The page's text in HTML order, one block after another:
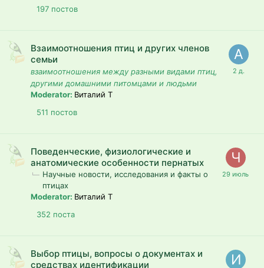
197 постов
Взаимоотношения птиц и других членов
семьи
взаимоотношения между разными видами птиц,
другими домашними питомцами и людьми
Moderator: Виталий T
511 постов
Поведенческие, физиологические и
анатомические особенности пернатых
Научные новости, исследования и факты о
птицах
Moderator: Виталий T
352 поста
Выбор птицы, вопросы о документах и
средствах идентификации